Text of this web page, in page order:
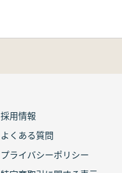
採用情報
よくある質問
プライバシーポリシー